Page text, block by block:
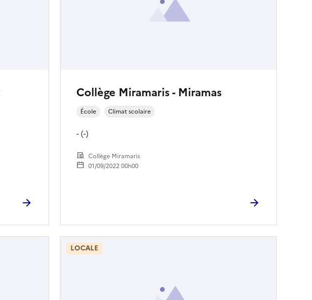
Collège Miramaris - Miramas
École Climat scolaire
- (-)
Collège Miramaris
01/09/2022 00h00
LOCALE